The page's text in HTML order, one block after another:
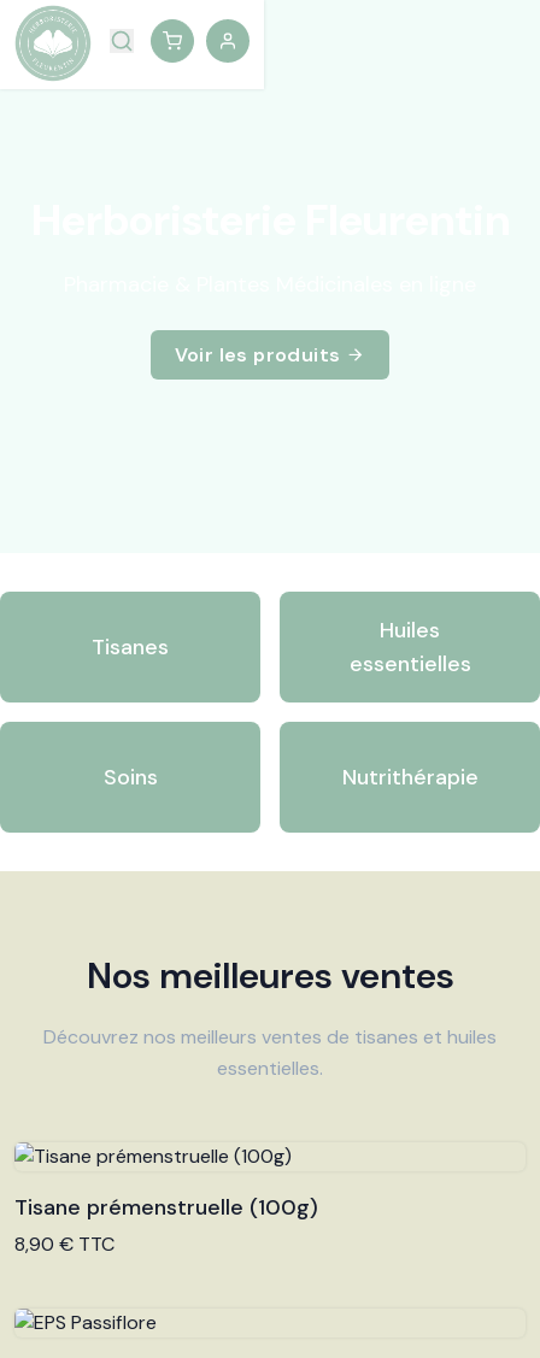
Voir les produits
Tisanes
Huiles
essentielles
Soins Nutrithérapie
Nos meilleures ventes
Découvrez nos meilleurs ventes de tisanes et huiles
essentielles.
Voir le produit
Tisane prémenstruelle (100g)
8,90 € TTC